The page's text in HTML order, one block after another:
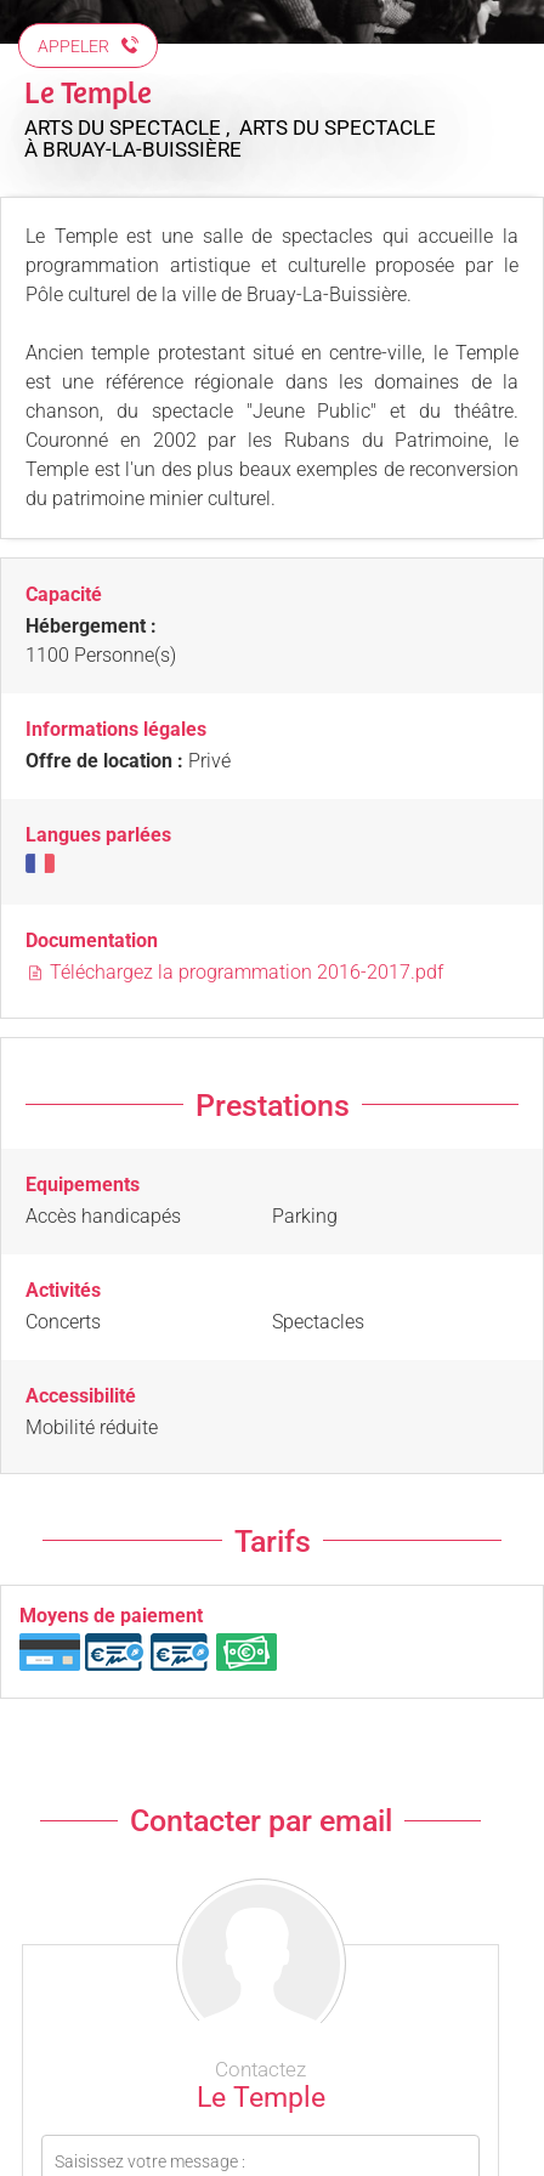
APPELER
Le Temple
ARTS DU SPECTACLE , ARTS DU SPECTACLE
À BRUAY-LA-BUISSIÈRE
Le Temple est une salle de spectacles qui accueille la
programmation artistique et culturelle proposée par le
Pôle culturel de la ville de Bruay-La-Buissière.
Ancien temple protestant situé en centre-ville, le Temple
est une référence régionale dans les domaines de la
chanson, du spectacle "Jeune Public" et du théâtre.
Couronné en 2002 par les Rubans du Patrimoine, le
Temple est l'un des plus beaux exemples de reconversion
du patrimoine minier culturel.
Capacité
Hébergement :
1100 Personne(s)
Informations légales
Offre de location : Privé
Langues parlées
Documentation
Téléchargez la programmation 2016-2017.pdf
Prestations
Equipements
Accès handicapés
Parking
Activités
Concerts
Spectacles
Accessibilité
Mobilité réduite
Tarifs
Moyens de paiement
Contacter par email
Contactez
Le Temple